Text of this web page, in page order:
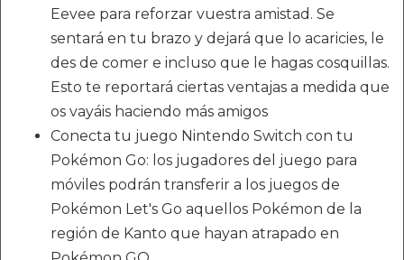
Eevee para reforzar vuestra amistad. Se
sentará en tu brazo y dejará que lo acaricies, le
des de comer e incluso que le hagas cosquillas.
Esto te reportará ciertas ventajas a medida que
os vayáis haciendo más amigos
Conecta tu juego Nintendo Switch con tu
Pokémon Go: los jugadores del juego para
móviles podrán transferir a los juegos de
Pokémon Let's Go aquellos Pokémon de la
región de Kanto que hayan atrapado en